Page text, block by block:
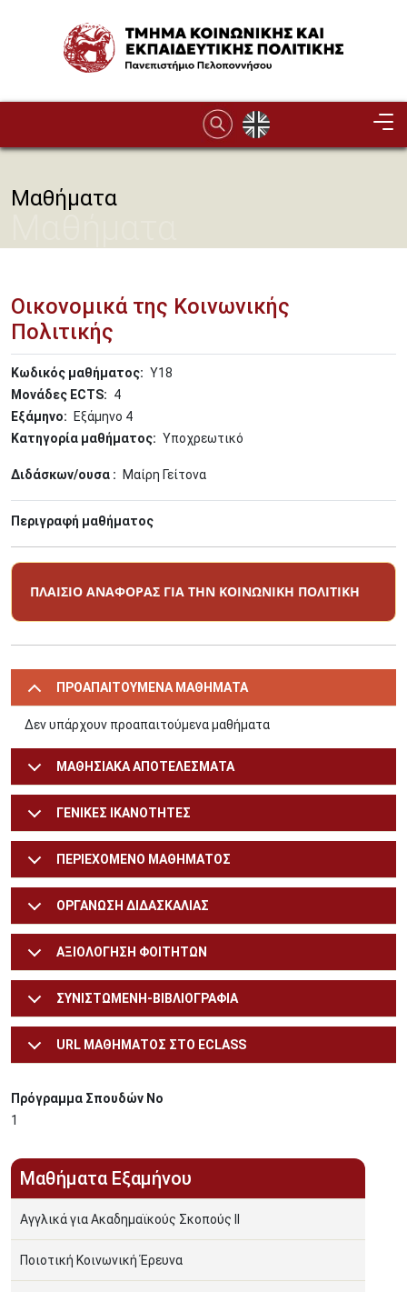
Image
Μαθήματα
Οικονομικά της Κοινωνικής
Πολιτικής
Κωδικός μαθήματος
Υ18
Μονάδες ECTS
4
Εξάμηνο
Εξάμηνο 4
Κατηγορία μαθήματος
Υποχρεωτικό
Διδάσκων/ουσα Μαίρη Γείτονα
Περιγραφή μαθήματος
ΠΛΑΙΣΙΟ ΑΝΑΦΟΡΑΣ ΓΙΑ ΤΗΝ ΚΟΙΝΩΝΙΚΗ ΠΟΛΙΤΙΚΗ
ΠΡΟΑΠΑΙΤΟΥΜΕΝΑ ΜΑΘΗΜΑΤΑ
Δεν υπάρχουν προαπαιτούμενα μαθήματα
ΜΑΘΗΣΙΑΚΑ ΑΠΟΤΕΛΕΣΜΑΤΑ
ΓΕΝΙΚΕΣ ΙΚΑΝΟΤΗΤΕΣ
ΠΕΡΙΕΧΟΜΕΝΟ ΜΑΘΗΜΑΤΟΣ
ΟΡΓΑΝΩΣΗ ΔΙΔΑΣΚΑΛΙΑΣ
ΑΞΙΟΛΟΓΗΣΗ ΦΟΙΤΗΤΩΝ
ΣΥΝΙΣΤΩΜΕΝΗ-ΒΙΒΛΙΟΓΡΑΦΙΑ
URL ΜΑΘΗΜΑΤΟΣ ΣΤΟ ECLASS
Πρόγραμμα Σπουδών Νο
1
Μαθήματα Εξαμήνου
Αγγλικά για Ακαδημαϊκούς Σκοπούς ΙΙ
Ποιοτική Κοινωνική Έρευνα